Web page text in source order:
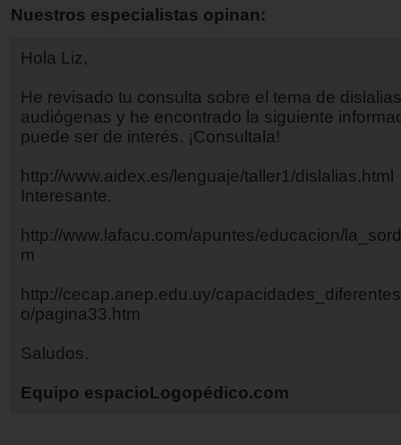
Nuestros especialistas opinan:
Hola Liz,
He revisado tu consulta sobre el tema de dislalias
audiógenas y he encontrado la siguiente
puede ser de interés. ¡Consultala!
http://www.aidex.es/lenguaje/taller1/dislalias.html
Interesante.
http://www.lafacu.com/apuntes/educacion/
m
http://cecap.anep.edu.uy/
o/pagina33.htm
Saludos.
Equipo espacioLogopédico.com